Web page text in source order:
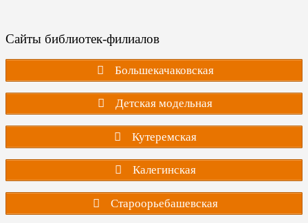
Сайты библиотек-филиалов
Большекачаковская
Детская модельная
Кутеремская
Калегинская
Староорьебашевская